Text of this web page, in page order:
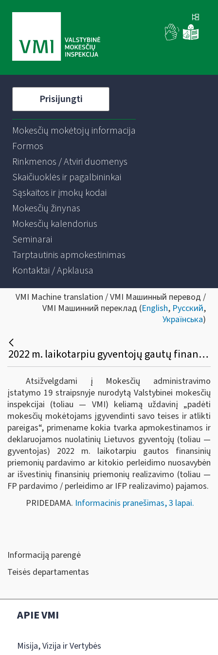
Prisijungti
Mokesčių mokėtojų informacija
Formos
Rinkmenos / Atviri duomenys
Skaičiuoklės ir pagalbininkai
Sąskaitos ir įmokų kodai
Mokesčių žinynas
Mokesčių kalendorius
Seminarai
Tarptautinis apmokestinimas
Kontaktai / Apklausa
VMI Machine translation / VMI Машинный перевод /
VMI Машинний переклад (English, Русский,
Українська)
2022 m. laikotarpiu gyventojų gautų finansinių priemonių pardavimo ar kitokio perleidimo nuosavybėn ar išvestinių finansinių priemonių realizavimo pajamų apmokestinimo ir deklaravimo ypatumai
Atsižvelgdami į Mokesčių administravimo
įstatymo 19 straipsnyje nurodytą Valstybinei mokesčių
inspekcijai (toliau — VMI) keliamą uždavinį „padėti
mokesčių mokėtojams įgyvendinti savo teises ir atlikti
pareigas“, primename kokia tvarka apmokestinamos ir
deklaruojamos nuolatinių Lietuvos gyventojų (toliau —
gyventojas) 2022 m. laikotarpiu gautos finansinių
priemonių pardavimo ar kitokio perleidimo nuosavybėn
ar išvestinių finansinių priemonių realizavimo (toliau —
FP pardavimo / perleidimo ar IFP realizavimo) pajamos.
PRIDEDAMA. Informacinis pranešimas, 3 lapai.
Informaciją parengė
Teisės departamentas
APIE VMI
Misija, Vizija ir Vertybės